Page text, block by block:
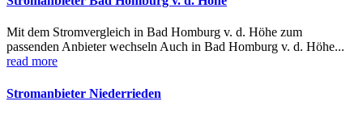
Mit dem Stromvergleich in Bad Homburg v. d. Höhe zum
passenden Anbieter wechseln Auch in Bad Homburg v. d. Höhe...
read more
Stromanbieter Niederrieden